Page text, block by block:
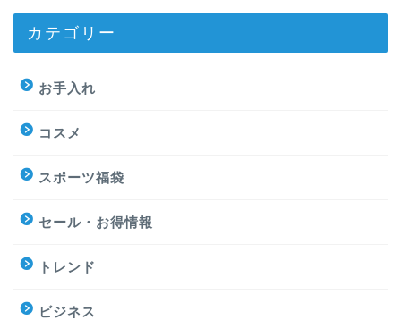
カテゴリー
お手入れ
コスメ
スポーツ福袋
セール・お得情報
トレンド
ビジネス